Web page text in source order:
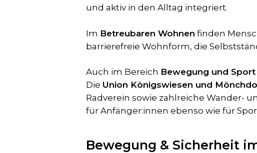
und aktiv in den Alltag integriert.
Im Betreubaren Wohnen finden
barrierefreie Wohnform, die
Auch im Bereich Bewegung und Sport
Die Union Königswiesen und
Radverein sowie zahlreiche Wander-
für Anfänger:innen ebenso wie für
Bewegung & Sicherheit